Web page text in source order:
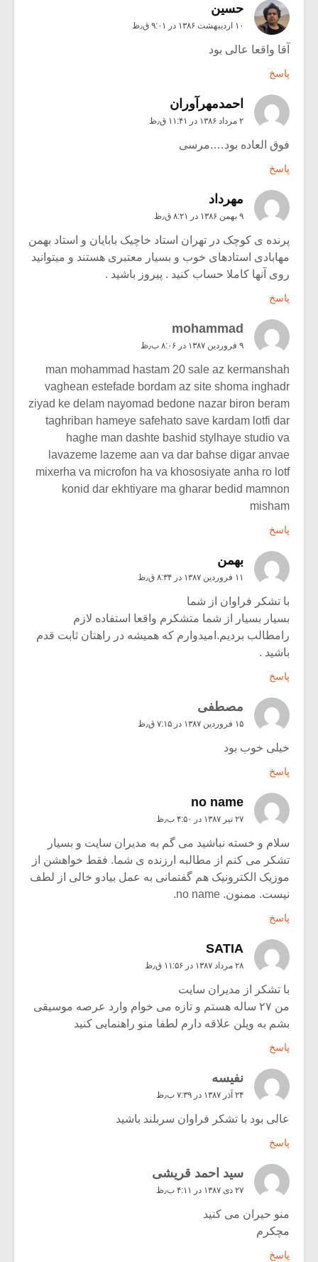
حسین
۱۰ اردیبهشت ۱۳۸۶ در ۹:۰۱ ق٫ظ
آقا واقعا عالی بود
پاسخ
احمدمهرآوران
۲ مرداد ۱۳۸۶ در ۱۱:۴۱ ق٫ظ
فوق العاده بود….مرسی
پاسخ
مهرداد
۹ بهمن ۱۳۸۶ در ۸:۲۱ ق٫ظ
پرنده ی کوچک در تهران استاد خاچیک بابایان و استاد بهمن
مهابادی استادهای خوب و بسیار معتبری هستند و میتوانید
روی آنها کاملا حساب کنید . پیروز باشید .
پاسخ
mohammad
۹ فروردین ۱۳۸۷ در ۸:۰۶ ب٫ظ
man mohammad hastam 20 sale az kermanshah
vaghean estefade bordam az site shoma inghadr
ziyad ke delam nayomad bedone nazar biron beram
taghriban hameye safehato save kardam lotfi dar
haghe man dashte bashid stylhaye studio va
lavazeme lazeme aan va dar bahse digar anvae
mixerha va microfon ha va khososiyate anha ro lotf
konid dar ekhtiyare ma gharar bedid mamnon
misham
پاسخ
بهمن
۱۱ فروردین ۱۳۸۷ در ۸:۳۴ ق٫ظ
با تشکر فراوان از شما
بسیار بسیار از شما متشکرم واقعا استفاده لازم
رامطالب بردیم.امیدوارم که همیشه در راهتان ثابت قدم
باشید .
پاسخ
مصطفی
۱۵ فروردین ۱۳۸۷ در ۷:۱۵ ق٫ظ
خیلی خوب بود
پاسخ
no name
۲۷ تیر ۱۳۸۷ در ۴:۵۰ ب٫ظ
سلام و خسته نباشید می گم به مدیران سایت و بسیار
تشکر می کنم از مطالبه ارزنده ی شما. فقط خواهشن از
موزیک الکترونیک هم گفتمانی به عمل بیادو خالی از لطف
نیست. ممنون. no name.
پاسخ
SATIA
۲۸ مرداد ۱۳۸۷ در ۱۱:۵۶ ق٫ظ
با تشکر از مدیران سایت
من ۲۷ ساله هستم و تازه می خوام وارد عرصه موسیقی
بشم به ویلن علاقه دارم لطفا منو راهنمایی کنید
پاسخ
نفیسه
۲۴ آذر ۱۳۸۷ در ۷:۳۹ ب٫ظ
عالی بود با تشکر فراوان سربلند باشید
پاسخ
سید احمد قریشی
۲۷ دی ۱۳۸۷ در ۴:۱۱ ب٫ظ
منو حیران می کنید
مچکرم
پاسخ